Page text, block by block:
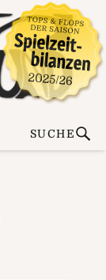
SUCHE